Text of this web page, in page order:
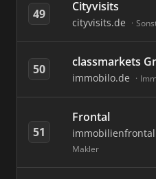
49 Cityvisits
cityvisits.de
50 classmarkets
immobilo.de
51
Frontal
Makler